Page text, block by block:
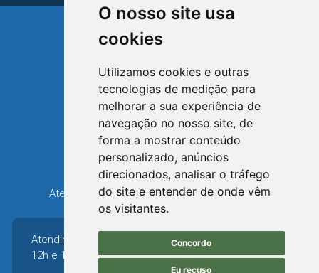
O nosso site usa
cookies
Utilizamos cookies e outras
tecnologias de medição para
melhorar a sua experiência de
navegação no nosso site, de
forma a mostrar conteúdo
personalizado, anúncios
direcionados, analisar o tráfego
do site e entender de onde vêm
os visitantes.
Concordo
Eu recuso
TRIUNFO
RIO GRANDE DO SUL
Avenida XV de Novembro, 15
Bairro Centro - Triunfo/RS
Telefone: (51) 3654-6308
Atendimento: 8h30 até 12h e 13h30 até 16h36
Atendimento: 8h30 até
12h e 13h30 até 16h36